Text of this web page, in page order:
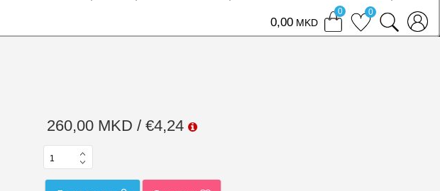
0 MKD
0 0
260,00 MKD / €4,24